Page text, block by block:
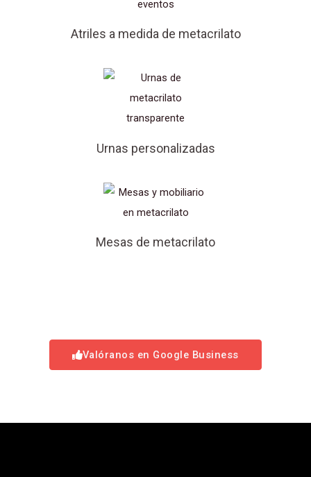
Atriles a medida de metacrilato
Urnas personalizadas
Mesas de metacrilato
Valóranos en Google Business